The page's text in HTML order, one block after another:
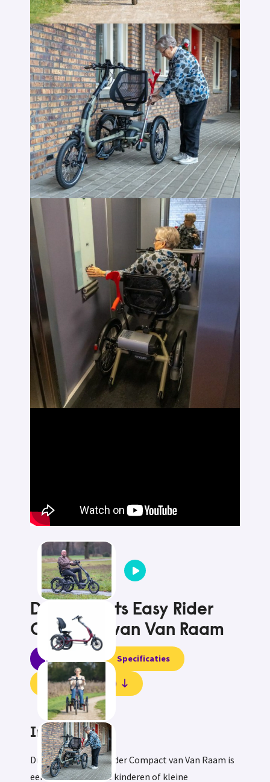
Driewielfiets Easy Rider
Compact van Van Raam
Informatie Specificaties
Beoordelingen (0)
Informatie
Driewielfiets Easy Rider Compact van Van Raam is
een fiets voor grote kinderen of kleine